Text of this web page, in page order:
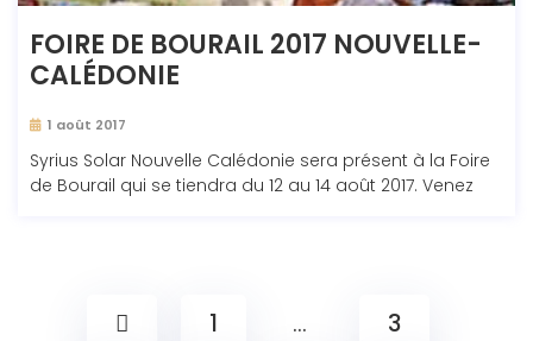
FOIRE DE BOURAIL 2017 NOUVELLE-
CALÉDONIE
1 août 2017
Syrius Solar Nouvelle Calédonie sera présent à la Foire
de Bourail qui se tiendra du 12 au 14 août 2017. Venez
1 …
3